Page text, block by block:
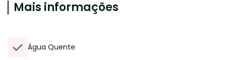
Mais informações
Água Quente